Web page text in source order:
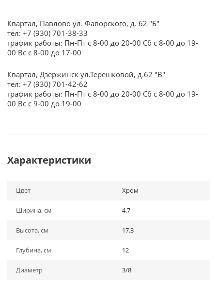
Квартал, Павлово ул. Фаворского, д. 62 "Б"
тел: +7 (930) 701-38-33
график работы: Пн-Пт с 8-00 до 20-00 Сб с 8-00 до 19-
00 Вс с 8-00 до 17-00
Квартал, Дзержинск ул.Терешковой, д.62 "В"
тел: +7 (930) 701-42-62
график работы: Пн-Пт с 8-00 до 20-00 Сб с 8-00 до 19-
00 Вс с 9-00 до 19-00
Характеристики
Цвет Хром
Ширина, см 4.7
Высота, см 17.3
Глубина, см 12
Диаметр 3/8